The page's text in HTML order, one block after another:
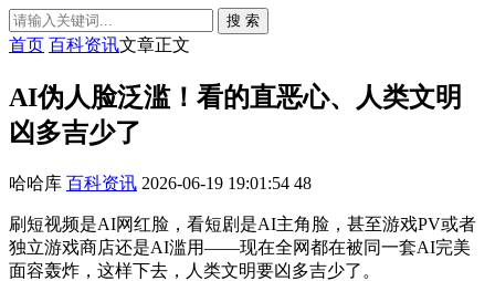
搜 索
首页 百科资讯文章正文
AI伪人脸泛滥！看的直恶心、人类文明
凶多吉少了
哈哈库 百科资讯 2026-06-19 19:01:54 48
刷短视频是AI网红脸，看短剧是AI主角脸，甚至游戏PV或者
独立游戏商店还是AI滥用——现在全网都在被同一套AI完美
面容轰炸，这样下去，人类文明要凶多吉少了。